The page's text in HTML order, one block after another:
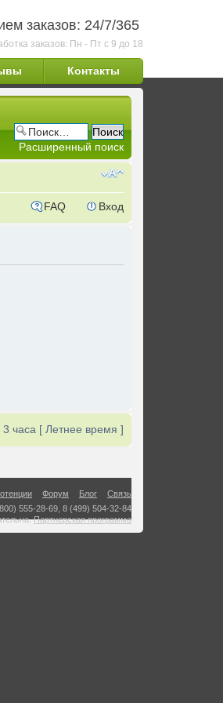
заказов: 24/7/365
заказов: Пн - Пт с 9 до 18
Контакты
Расширенный поиск
FAQ Вход
часа [ Летнее время ]
Форум Блог
Связь
555-28-69, 8 (499) 504-32-84
Партнерская программа